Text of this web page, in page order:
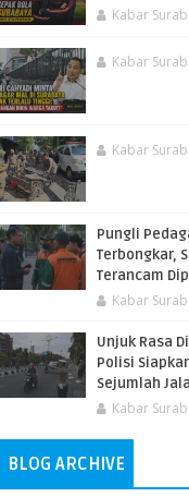
Kabar
Kabar
Kabar
Pungli
Terbongkar,
Terancam
Kabar
Unjuk Rasa
Polisi
Sejumlah
Kabar
BLOG ARCHIVE